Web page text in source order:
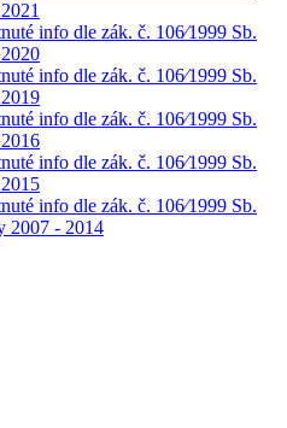
info dle zák. č. 106⁄1999 Sb.
info dle zák. č. 106⁄1999 Sb.
info dle zák. č. 106⁄1999 Sb.
info dle zák. č. 106⁄1999 Sb.
info dle zák. č. 106⁄1999 Sb.
2007 - 2014